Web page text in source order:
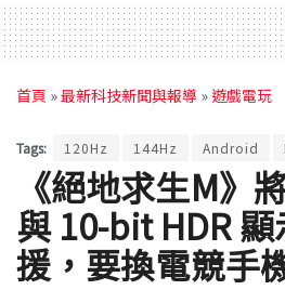
首頁 »最新科技新聞與報導 »遊戲電玩
Tags: 120Hz 144Hz Android
《絕地求生M》
與 10-bit HDR
援，要換電競手